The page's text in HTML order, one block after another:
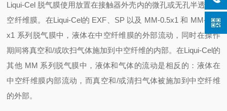
Liqui-Cel 脱气膜使用放置在接触器外壳内的微孔或无孔半透性中
空纤维膜。在Liqui-Cel的 EXF、SP 以及 MM-0.5x1 和 MM-0.75
x1 系列脱气膜中，液体在中空纤维膜的外部流动，同时在操作
期间将真空和/或吹扫气体施加到中空纤维的内部。在Liqui-Cel的
其他 MM 系列脱气膜中，液体和气体的流动是相反的：液体在
中空纤维膜内部流动，而真空和/或清扫气体被施加到中空纤维
的外部。